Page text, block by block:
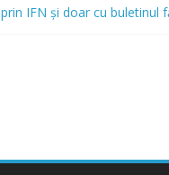
IFN și doar cu buletinul
Credite cu Istoric Negativ
prin IFN